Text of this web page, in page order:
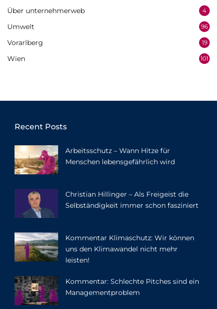
Über unternehmerweb 4
Umwelt 96
Vorarlberg 19
Wien 101
Recent Posts
Arbeitsschutz – Wann Hitze für
Menschen lebensgefährlich wird
Christian Hillinger – Als Freigeist die
Selbständigkeit immer schon fasziniert
Kommentar Klimaschutz: Wir können
uns den Klimawandel nicht mehr
leisten!
Kommentar: Schlechte Pitches sind ein
Managementproblem